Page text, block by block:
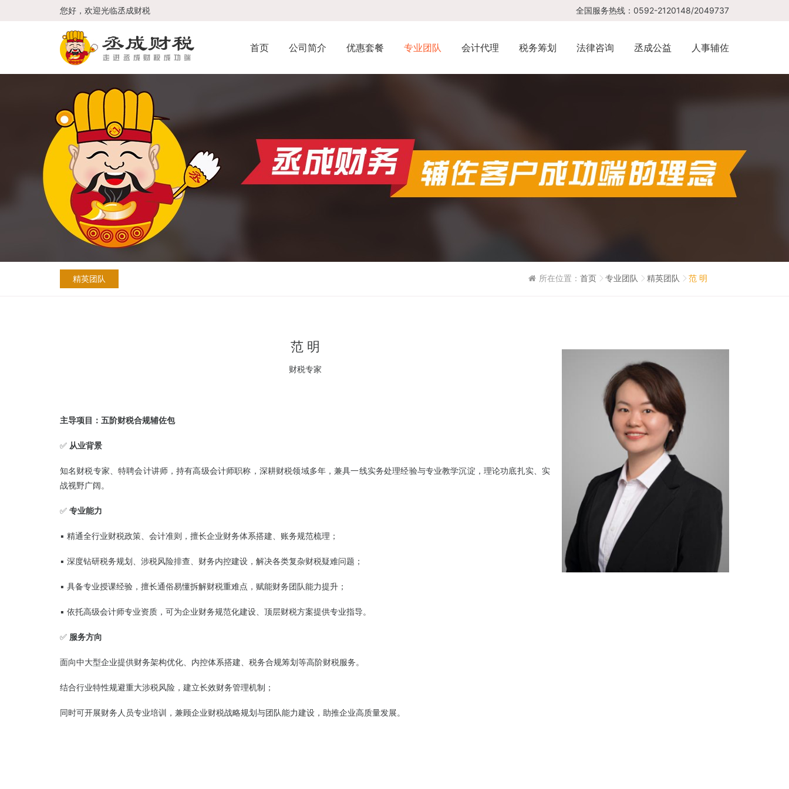
您好，欢迎光临丞成财税 全国服务热线：0592-2120148/2049737
人事辅佐
丞成公益
法律咨询
税务筹划
会计代理
专业团队
优惠套餐
公司简介
首页
精英团队 所在位置： 首页 专业团队 精英团队 范 明
范 明
财税专家
主导项目：五阶财税合规辅佐包
✅ 从业背景
知名财税专家、特聘会计讲师，持有高级会计师职称，深耕财税领域多年，兼具一线实务处理经验与专业教学沉淀，理论功底扎实、实
战视野广阔。
✅ 专业能力
▪ 精通全行业财税政策、会计准则，擅长企业财务体系搭建、账务规范梳理；
▪ 深度钻研税务规划、涉税风险排查、财务内控建设，解决各类复杂财税疑难问题；
▪ 具备专业授课经验，擅长通俗易懂拆解财税重难点，赋能财务团队能力提升；
▪ 依托高级会计师专业资质，可为企业财务规范化建设、顶层财税方案提供专业指导。
✅ 服务方向
面向中大型企业提供财务架构优化、内控体系搭建、税务合规筹划等高阶财税服务。
结合行业特性规避重大涉税风险，建立长效财务管理机制；
同时可开展财务人员专业培训，兼顾企业财税战略规划与团队能力建设，助推企业高质量发展。